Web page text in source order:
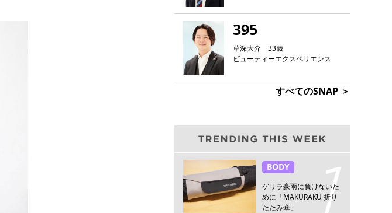
395
草深大介 33歳
ビューティーエクスペリエンス
すべてのSNAP ＞
BODY
ゲリラ豪雨に負けないた
めに「MAKURAKU 折り
たたみ傘」